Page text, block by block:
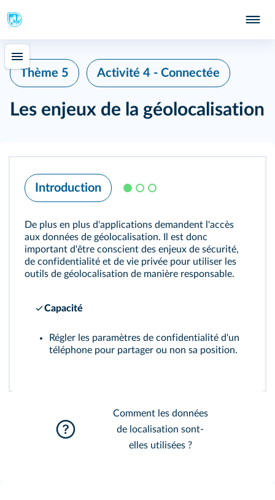
Thème 5 Activité 4 - Connectée
Les enjeux de la géolocalisation
Introduction
De plus en plus d'applications demandent l'accès
aux données de géolocalisation. Il est donc
important d'être conscient des enjeux de sécurité,
de confidentialité et de vie privée pour utiliser les
outils de géolocalisation de manière responsable.
Capacité
Régler les paramètres de confidentialité d'un
téléphone pour partager ou non sa position.
Comment les données
de localisation sont-
elles utilisées ?